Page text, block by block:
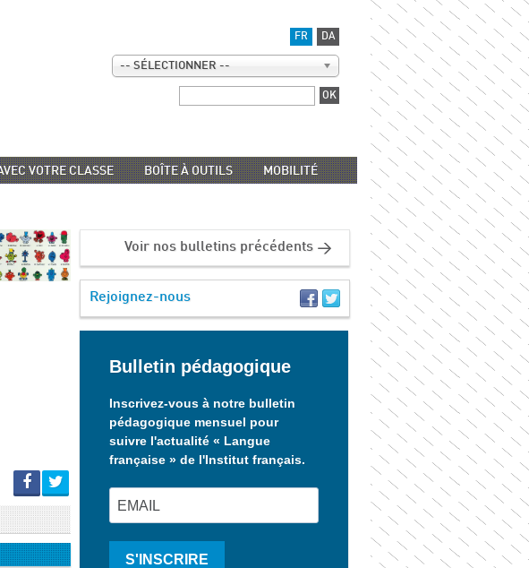
FR DA
-- SÉLECTIONNER --
VOTRE CLASSE BOÎTE À OUTILS MOBILITÉ
Voir nos bulletins précédents
Rejoignez-nous
Bulletin pédagogique
Inscrivez-vous à notre bulletin
pédagogique mensuel pour
suivre l'actualité « Langue
française » de l'Institut français.
S'INSCRIRE